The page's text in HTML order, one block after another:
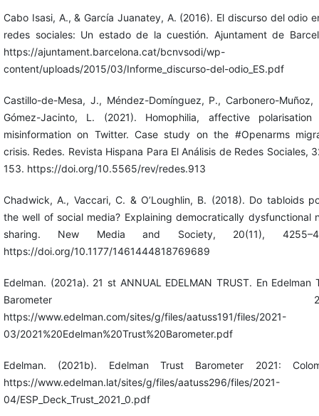
Cabo Isasi, A., & García Juanatey, A. (2016). El discurso del odio
redes sociales: Un estado de la cuestión. Ajuntament de
https://ajuntament.barcelona.cat/bcnvsodi/wp-
content/uploads/2015/03/Informe_discurso-del-odio_ES.pdf
Castillo-de-Mesa, J., Méndez-Domínguez, P., Carbonero-Muñoz,
Gómez-Jacinto, L. (2021). Homophilia, affective polarisation
misinformation on Twitter. Case study on the #Openarms
crisis. Redes. Revista Hispana Para El Análisis de Redes Sociales,
153. https://doi.org/10.5565/rev/redes.913
Chadwick, A., Vaccari, C. & O’Loughlin, B. (2018). Do tabloids
the well of social media? Explaining democratically dysfunctional
sharing. New Media and Society, 20(11),
https://doi.org/10.1177/1461444818769689
Edelman. (2021a). 21 st ANNUAL EDELMAN TRUST. En Edelman
Barometer
https://www.edelman.com/sites/g/files/aatuss191/files/2021-
03/2021%20Edelman%20Trust%20Barometer.pdf
Edelman. (2021b). Edelman Trust Barometer 2021:
https://www.edelman.lat/sites/g/files/aatuss296/files/2021-
04/ESP_Deck_Trust_2021_0.pdf